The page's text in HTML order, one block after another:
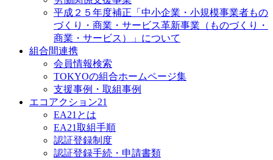
平成２５年度補正「中小企業・小規模事業者もの
づくり・商業・サービス革新事業（ものづくり・
商業・サービス）」について
組合間連携
会員情報検索
TOKYOの組合ホームページ集
支援事例・取組事例
エコアクション21
EA21とは
EA21取組手順
認証登録制度
認証登録手続・申請書類